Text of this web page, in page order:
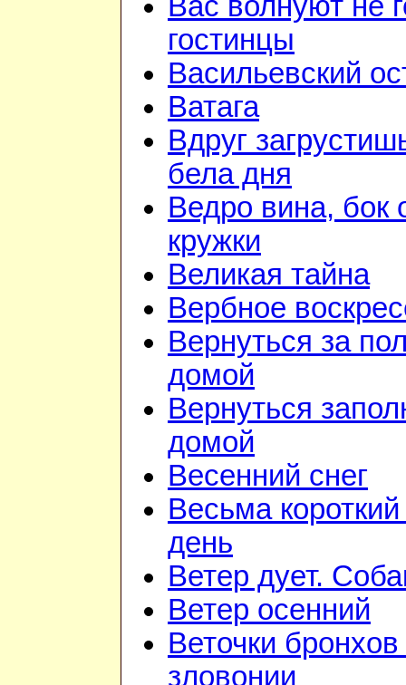
Вас волнуют не
гостинцы
Васильевский
Ватага
Вдруг
бела дня
Ведро вина, бок
кружки
Великая тайна
Вербное
Вернуться за
домой
Вернуться
домой
Весенний снег
Весьма
день
Ветер дует.
Ветер осенний
Веточки
зловонии